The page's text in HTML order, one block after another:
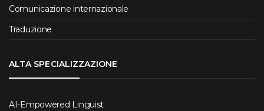
Comunicazione internazionale
Traduzione
ALTA SPECIALIZZAZIONE
AI-Empowered Linguist